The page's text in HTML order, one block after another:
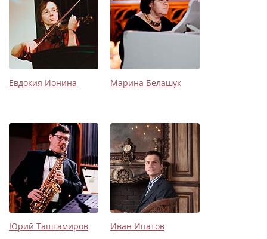
Евдокия Ионина Марина Белашук
Юрий Таштамиров Иван Ипатов